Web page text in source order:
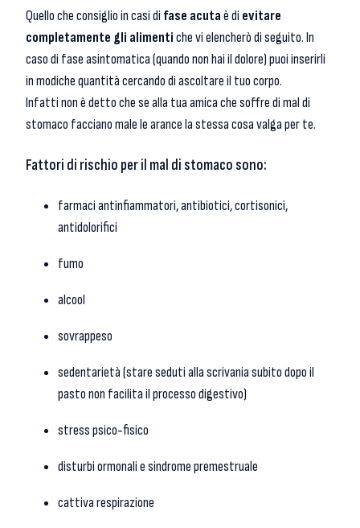
Quello che consiglio in casi di fase acutaè di evitare
completamente gli alimentiche vi elencherò di seguito. In
caso di fase asintomatica (quando non hai il dolore) puoi inserirli
in modiche quantità cercando di ascoltare il tuo corpo.
Infatti non è detto che se alla tua amica che soffre di mal di
stomaco facciano male le arance la stessa cosa valga per te.
Fattori di rischio per il mal di stomaco sono:
farmaci antinfiammatori, antibiotici, cortisonici,
antidolorifici
fumo
alcool
sovrappeso
sedentarietà (stare seduti alla scrivania subito dopo il
pasto non facilita il processo digestivo)
stress psico-fisico
disturbi ormonali e sindrome premestruale
cattiva respirazione